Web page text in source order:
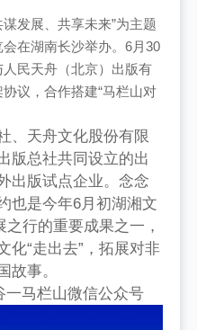
发展、共享未来”为主题
在湖南长沙举办。6月30
民天舟（北京）出版有
议，合作搭建“马栏山对
天舟文化股份有限
版总社共同设立的出
出版试点企业。念念
也是今年6月初湖湘文
之行的重要成果之一，
化“走出去”，拓展对非
故事。
马栏山微信公众号